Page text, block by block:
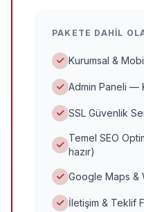
PAKETE DAHIL
Kurumsal &
Admin Paneli —
SSL Güvenlik
Temel SEO
hazır)
Google Maps &
İletişim & Teklif